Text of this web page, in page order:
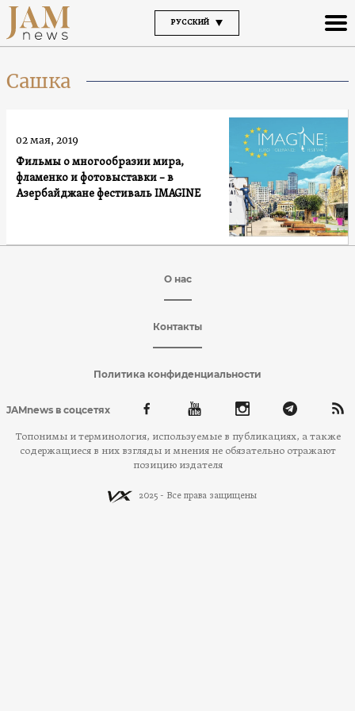
РУССКИЙ
Сашка
Фильмы о многообразии мира,
фламенко и фотовыставки – в
Азербайджане фестиваль IMAGINE
02 мая, 2019
О нас
Контакты
Политика конфиденциальности
JAMnews в соцсетях
Топонимы и терминология, используемые в публикациях, а также
содержащиеся в них взгляды и мнения не обязательно отражают
позицию издателя
2025 - Все права защищены